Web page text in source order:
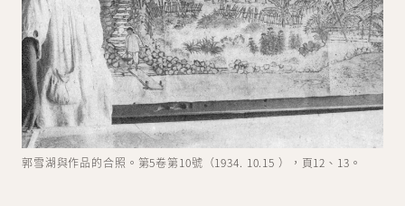
郭雪湖與作品的合照。第5卷第10號（1934. 10.15 ），頁12、13。